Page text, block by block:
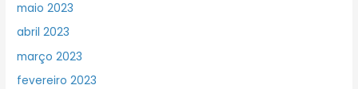
maio 2023
abril 2023
março 2023
fevereiro 2023